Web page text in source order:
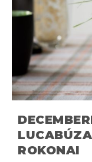
ROKONAI